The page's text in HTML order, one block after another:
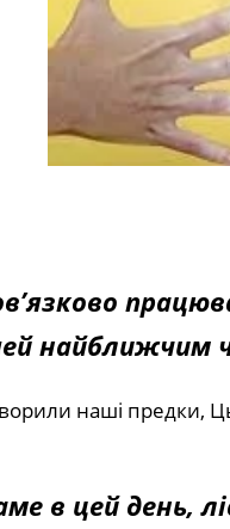
найближчим
наші предки,
в цей день,